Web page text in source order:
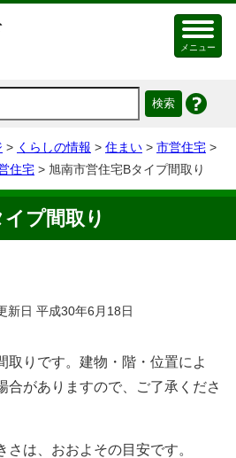
メニュー
> くらしの情報 > 住まい > 市営住宅 >
住宅 > 旭南市営住宅Bタイプ間取り
プ間取り
日 平成30年6月18日
取りです。建物・階・位置によ
合がありますので、ご了承くださ
は、おおよその目安です。